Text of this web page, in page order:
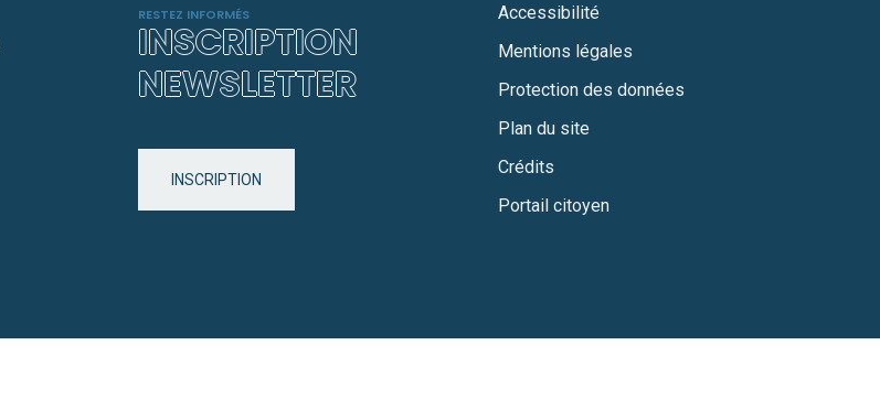
RESTEZ INFORMÉS
INSCRIPTION
NEWSLETTER
INSCRIPTION
Accessibilité
Mentions légales
Protection des données
Plan du site
Crédits
Portail citoyen